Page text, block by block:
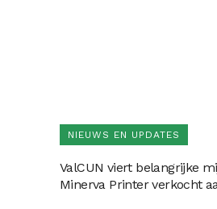
NIEUWS EN UPDATES
ValCUN viert belangrijke
Minerva Printer verkocht